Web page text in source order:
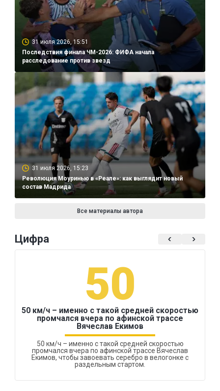
31 июля 2026, 15:51
Последствия финала ЧМ-2026: ФИФА начала
расследование против звезд
31 июля 2026, 15:23
Революция Моуринью в «Реале»: как выглядит новый
состав Мадрида
Все материалы автора
Цифра
50
50 км/ч – именно с такой средней скоростью
промчался вчера по афинской трассе
Вячеслав Екимов
50 км/ч – именно с такой средней скоростью
промчался вчера по афинской трассе Вячеслав
Екимов, чтобы завоевать серебро в велогонке с
раздельным стартом.